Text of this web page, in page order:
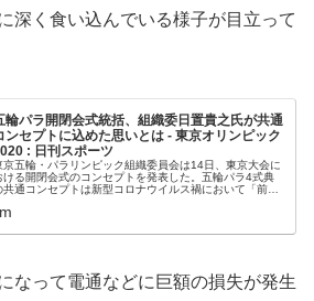
深く食い込んでいる様子が目立って
輪パラ開閉会式統括、組織委日置貴之氏が共通
ンセプトに込めた思いとは - 東京オリンピック
: 日刊スポーツ
京五輪・パラリンピック組織委員会は14日、東京大会に
ける開閉会式のコンセプトを発表した。五輪パラ4式典
共通コンセプトは新型コロナウイルス禍において「前
ーツ・コム（nikkans...
なって電通などに巨額の損失が発生